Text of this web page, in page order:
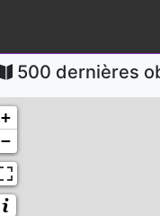
500 dernières
+
−